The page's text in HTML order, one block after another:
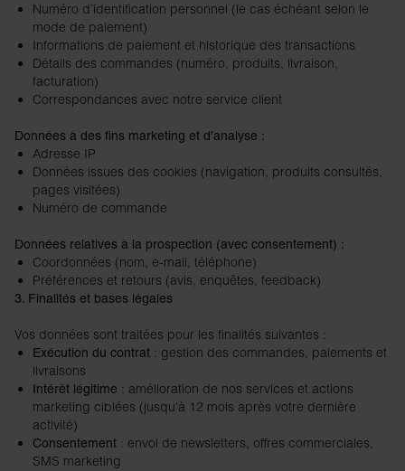
Numéro d’identification personnel (le cas échéant selon le
mode de paiement)
Informations de paiement et historique des transactions
Détails des commandes (numéro, produits, livraison,
facturation)
Correspondances avec notre service client
Données à des fins marketing et d’analyse :
Adresse IP
Données issues des cookies (navigation, produits consultés,
pages visitées)
Numéro de commande
Données relatives à la prospection (avec consentement) :
Coordonnées (nom, e-mail, téléphone)
Préférences et retours (avis, enquêtes, feedback)
3. Finalités et bases légales
Vos données sont traitées pour les finalités suivantes :
Exécution du contrat : gestion des commandes, paiements et
livraisons
Intérêt légitime : amélioration de nos services et actions
marketing ciblées (jusqu’à 12 mois après votre dernière
activité)
Consentement : envoi de newsletters, offres commerciales,
SMS marketing